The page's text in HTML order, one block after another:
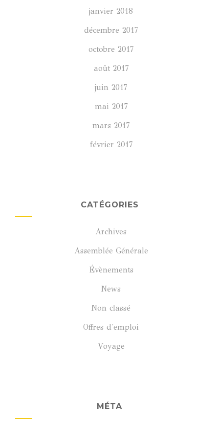
janvier 2018
décembre 2017
octobre 2017
août 2017
juin 2017
mai 2017
mars 2017
février 2017
CATÉGORIES
Archives
Assemblée Générale
Évènements
News
Non classé
Offres d'emploi
Voyage
MÉTA